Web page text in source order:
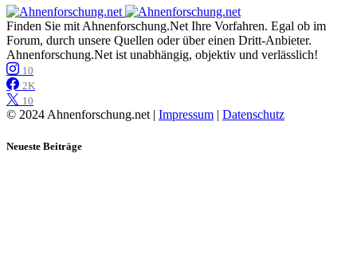
Finden Sie mit Ahnenforschung.Net Ihre Vorfahren. Egal ob im
Forum, durch unsere Quellen oder über einen Dritt-Anbieter.
Ahnenforschung.Net ist unabhängig, objektiv und verlässlich!
10
2K
10
© 2024 Ahnenforschung.net | Impressum Datenschutz
Neueste Beiträge